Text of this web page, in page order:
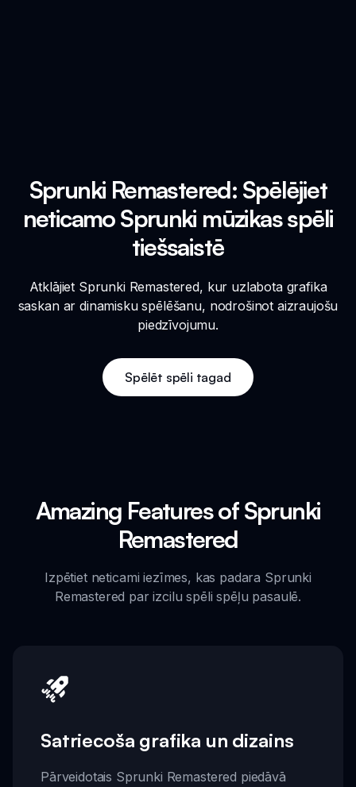
Sprunki Remastered: Spēlējiet
neticamo Sprunki mūzikas spēli
tiešsaistē
Atklājiet Sprunki Remastered, kur uzlabota grafika
saskan ar dinamisku spēlēšanu, nodrošinot aizraujošu
piedzīvojumu.
Spēlēt spēli tagad
Amazing Features of Sprunki
Remastered
Izpētiet neticami iezīmes, kas padara Sprunki
Remastered par izcilu spēli spēļu pasaulē.
Satriecoša grafika un dizains
Pārveidotais Sprunki Remastered piedāvā